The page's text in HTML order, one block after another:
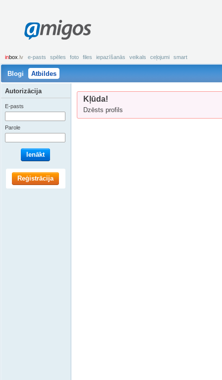
amigos
inbox .lv e-pasts spēles foto files iepazīšanās veikals ceļojumi smart
Blogi Atbildes
Kļūda!
Dzēsts profils
Autorizācija
E-pasts
Parole
Ienākt
Reģistrācija